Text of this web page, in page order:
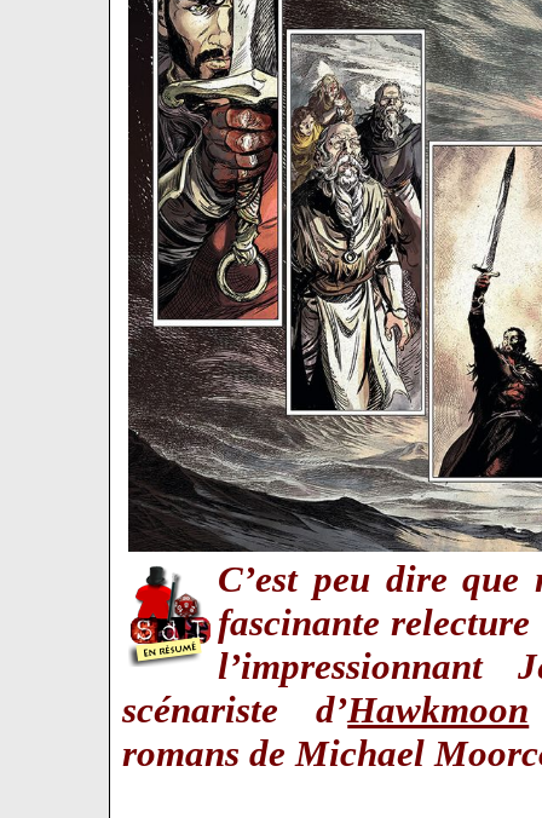
C’est peu dire
fascinante
scénariste d’Hawkmoon
romans de Michael